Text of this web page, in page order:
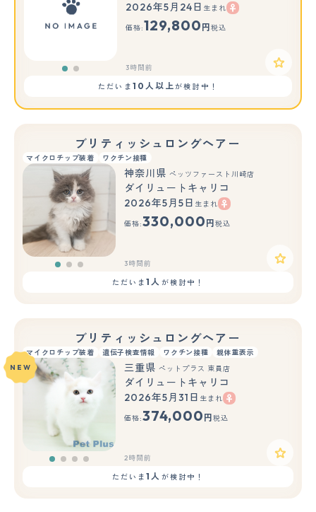
もっと見る
2026年5月24日 生まれ
価格:129,800 円 税込
3時間前
ただいま 10人以上が検討中！
ブリティッシュロングヘアー
マイクロチップ装着 ワクチン接種
もっと見る
神奈川県 ペッツファースト川崎店
ダイリュートキャリコ
2026年5月5日 生まれ
価格:330,000 円 税込
3時間前
ただいま1人 が検討中！
ブリティッシュロングヘアー
マイクロチップ装着 遺伝子検査情報 ワクチン接種
親体重表示
NEW
三重県 ペットプラス 東員店
ダイリュートキャリコ
2026年5月31日 生まれ
価格:374,000 円 税込
2時間前
ただいま1人 が検討中！